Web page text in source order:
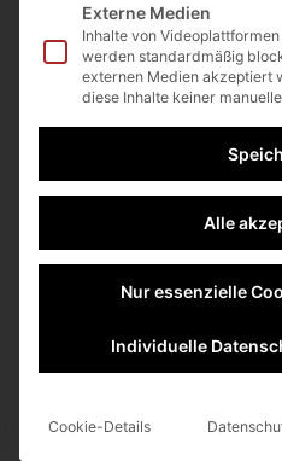
Coral Island PC
Ghost Song
PC,
Cloud
PC,
Cloud
PC,
PC,
Externe Medien
Inhalte von
werden standardmäßig
externen Medien akzeptiert
diese Inhalte keiner
Alle
Nur essenzielle
Individuelle
Cookie-Details